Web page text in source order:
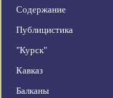
Содержание
Публицистика
"Курск"
Кавказ
Балканы